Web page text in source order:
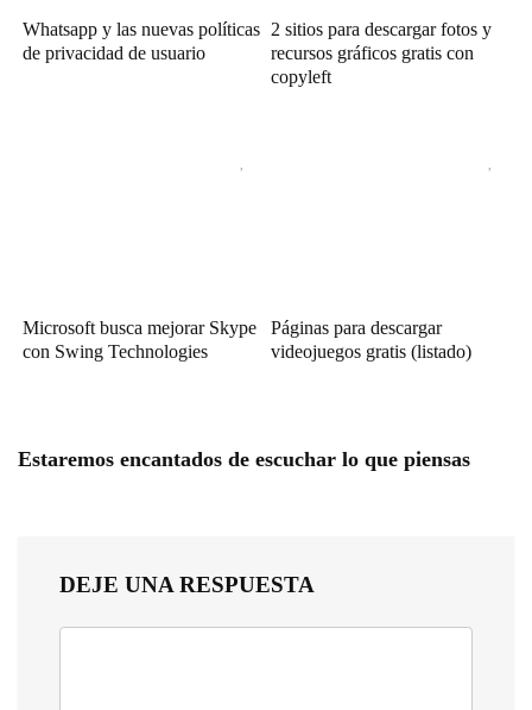
Whatsapp y las nuevas políticas
de privacidad de usuario
2 sitios para descargar fotos y
recursos gráficos gratis con
copyleft
Microsoft busca mejorar Skype
con Swing Technologies
Páginas para descargar
videojuegos gratis (listado)
Estaremos encantados de escuchar lo que piensas
DEJE UNA RESPUESTA